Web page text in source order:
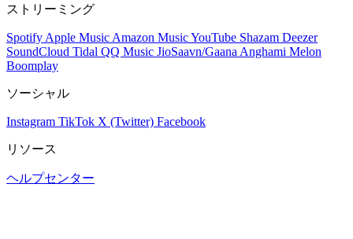
ストリーミング
Spotify Apple Music Amazon MusicYouTube Shazam Deezer
SoundCloud Tidal QQ Music JioSaavn/Gaana Anghami Melon
Boomplay
ソーシャル
Instagram TikTok X (Twitter) Facebook
リソース
ヘルプセンター